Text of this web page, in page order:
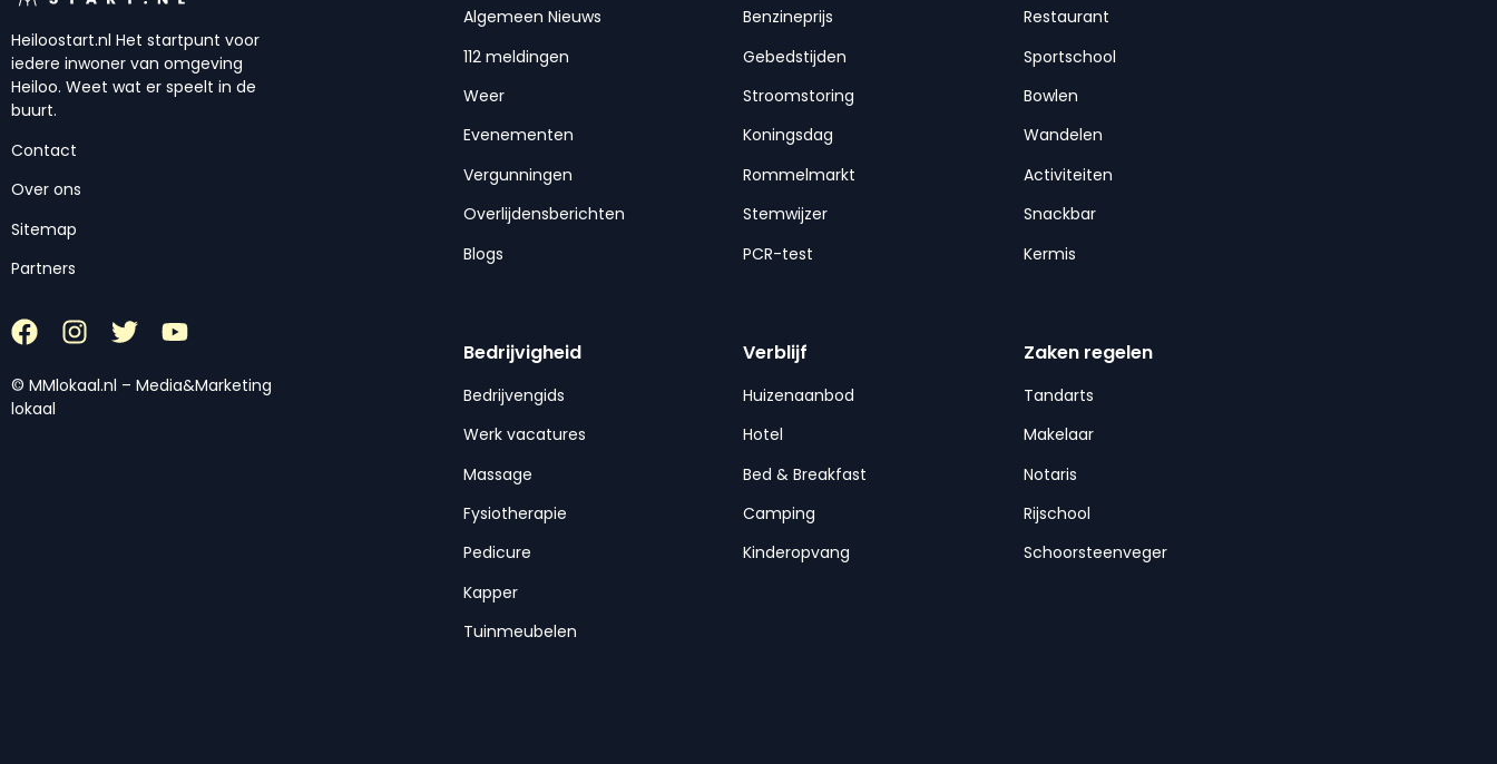
Heiloostart.nl Het startpunt voor
iedere inwoner van omgeving
Heiloo. Weet wat er speelt in de
buurt.
Contact
Over ons
Sitemap
Partners
© MMlokaal.nl – Media&Marketing
lokaal
Algemeen Nieuws
112 meldingen
Weer
Evenementen
Vergunningen
Overlijdensberichten
Blogs
Benzineprijs
Gebedstijden
Stroomstoring
Koningsdag
Rommelmarkt
Stemwijzer
PCR-test
Restaurant
Sportschool
Bowlen
Wandelen
Activiteiten
Snackbar
Kermis
Bedrijvigheid
Bedrijvengids
Werk vacatures
Massage
Fysiotherapie
Pedicure
Kapper
Tuinmeubelen
Verblijf
Huizenaanbod
Hotel
Bed & Breakfast
Camping
Kinderopvang
Zaken regelen
Tandarts
Makelaar
Notaris
Rijschool
Schoorsteenveger